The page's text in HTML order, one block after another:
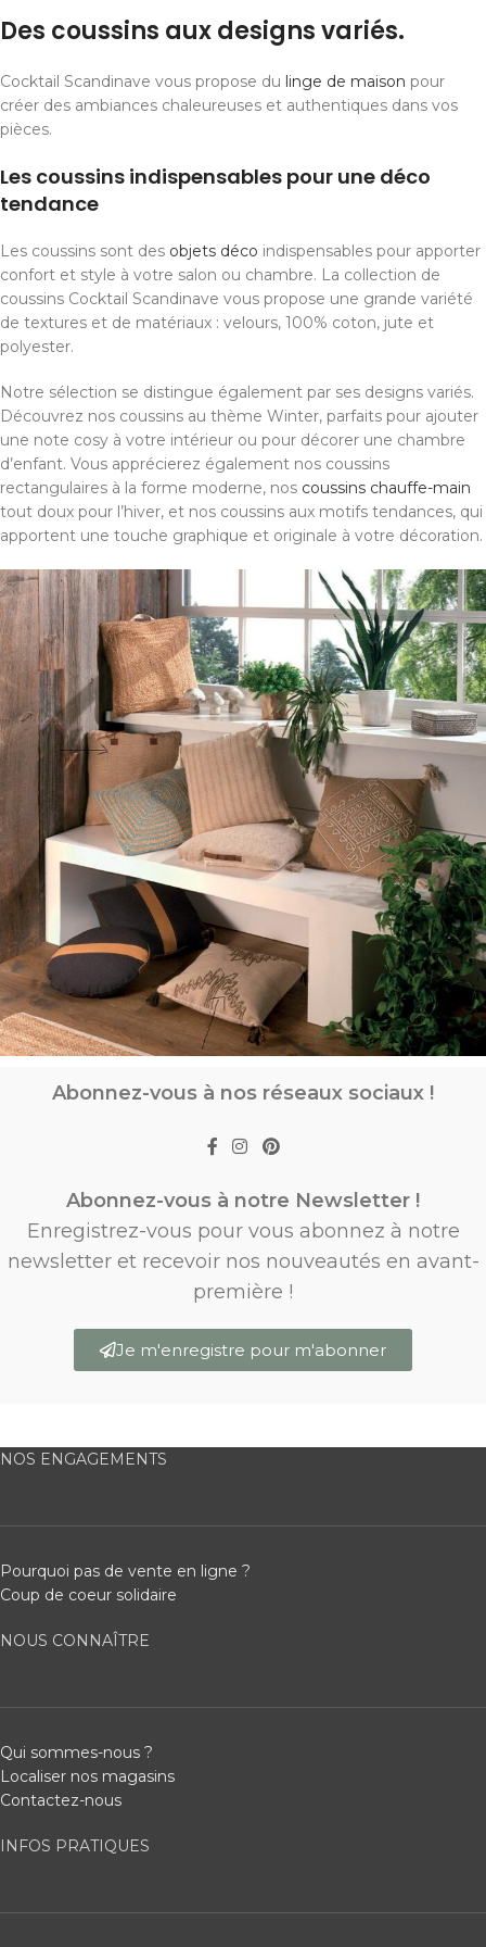
Des coussins aux designs variés.
Cocktail Scandinave vous propose du linge de maison pour
créer des ambiances chaleureuses et authentiques dans vos
pièces.
Les coussins indispensables pour une déco
tendance
Les coussins sont des objets déco indispensables pour apporter
confort et style à votre salon ou chambre. La collection de
coussins Cocktail Scandinave vous propose une grande variété
de textures et de matériaux : velours, 100% coton, jute et
polyester.
Notre sélection se distingue également par ses designs variés.
Découvrez nos coussins au thème Winter, parfaits pour ajouter
une note cosy à votre intérieur ou pour décorer une chambre
d’enfant. Vous apprécierez également nos coussins
rectangulaires à la forme moderne, nos coussins chauffe-main
tout doux pour l’hiver, et nos coussins aux motifs tendances, qui
apportent une touche graphique et originale à votre décoration.
Abonnez-vous à nos réseaux sociaux !
Abonnez-vous à notre Newsletter !
Enregistrez-vous pour vous abonnez à notre
newsletter et recevoir nos nouveautés en avant-
première !
Je m'enregistre pour m'abonner
NOS ENGAGEMENTS
Pourquoi pas de vente en ligne ?
Coup de coeur solidaire
NOUS CONNAÎTRE
Qui sommes-nous ?
Localiser nos magasins
Contactez-nous
INFOS PRATIQUES